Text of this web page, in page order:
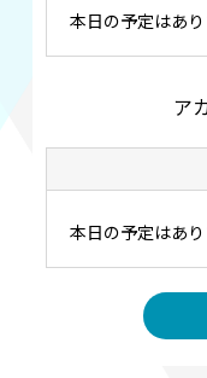
本日の予定はあり
ア
本日の予定はあり